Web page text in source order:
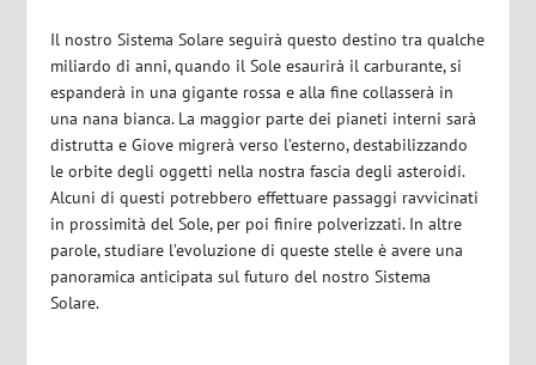
Il nostro Sistema Solare seguirà questo destino tra qualche
miliardo di anni, quando il Sole esaurirà il carburante, si
espanderà in una gigante rossa e alla fine collasserà in
una nana bianca. La maggior parte dei pianeti interni sarà
distrutta e Giove migrerà verso l’esterno, destabilizzando
le orbite degli oggetti nella nostra fascia degli asteroidi.
Alcuni di questi potrebbero effettuare passaggi ravvicinati
in prossimità del Sole, per poi finire polverizzati. In altre
parole, studiare l’evoluzione di queste stelle è avere una
panoramica anticipata sul futuro del nostro Sistema
Solare.